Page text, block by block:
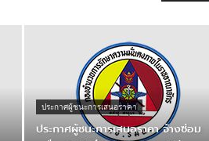
ประกาศผู้ชนะการเสนอราคา
ประกาศผู้ชนะการเสนอราคา จ้างซ่อม